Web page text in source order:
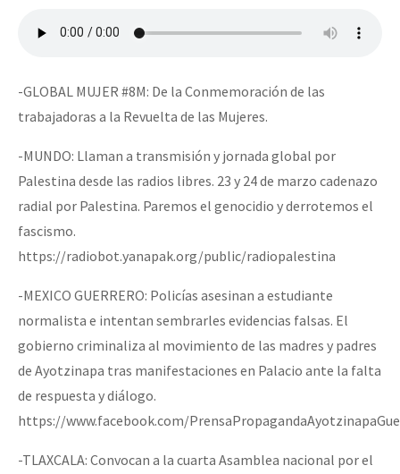
AutonomÍa y Resistencia
Megaproyectos
Migración
Presos
Mujeres
ETIQUETAS
MULTIMEDIA
Audio
Fotorreportaje
Video
Dia 1: Encontro “Guerra contra a Humanidade”
[CDMX – 20 julio] Jornadas globales por la libertad de Jesús
“Sonhando a Terra do Bem Virá” se publica no Estado Espanhol
Se o México sabe, que o mundo saiba! Nossas lutas pela
[25 abr – CDMX] Tokín por el CNI: 30 años de Resistencia y
-GLOBAL MUJER #8M: De la Conmemoración de las
trabajadoras a la Revuelta de las Mujeres.
-MUNDO: Llaman a transmisión y jornada global por
Palestina desde las radios libres. 23 y 24 de marzo cadenazo
radial por Palestina. Paremos el genocidio y derrotemos el
fascismo.
https://radiobot.yanapak.org/public/radiopalestina
-MEXICO GUERRERO: Policías asesinan a estudiante
normalista e intentan sembrarles evidencias falsas. El
gobierno criminaliza al movimiento de las madres y padres
de Ayotzinapa tras manifestaciones en Palacio ante la falta
de respuesta y diálogo.
https://www.facebook.com/
-TLAXCALA: Convocan a la cuarta Asamblea nacional por el